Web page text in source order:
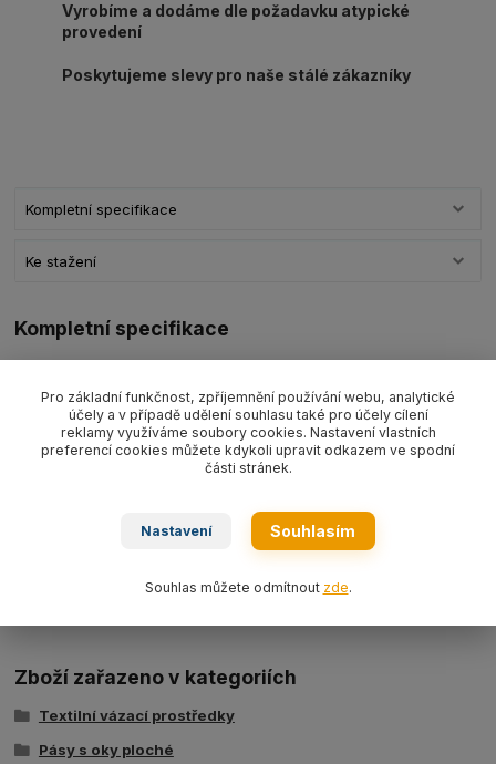
Vyrobíme a dodáme dle požadavku atypické
provedení
Poskytujeme slevy pro naše stálé zákazníky
Kompletní specifikace
Ke stažení
Kompletní specifikace
10000kg/ délka L dle výběru, šíře 300mm,barva oranžová
WLL10 000kg, dvouvrstvý dle EN 1492-1.
Tabulka nosností - zvedací pásy typ BSB
Zboží zařazeno v kategoriích
Textilní vázací prostředky
Pásy s oky ploché
Pro základní funkčnost, zpříjemnění používání webu, analytické
účely a v případě udělení souhlasu také pro účely cílení
reklamy využíváme soubory cookies. Nastavení vlastních
preferencí cookies můžete kdykoli upravit odkazem ve spodní
části stránek.
Nastavení Souhlasím
Souhlas můžete odmítnout zde.